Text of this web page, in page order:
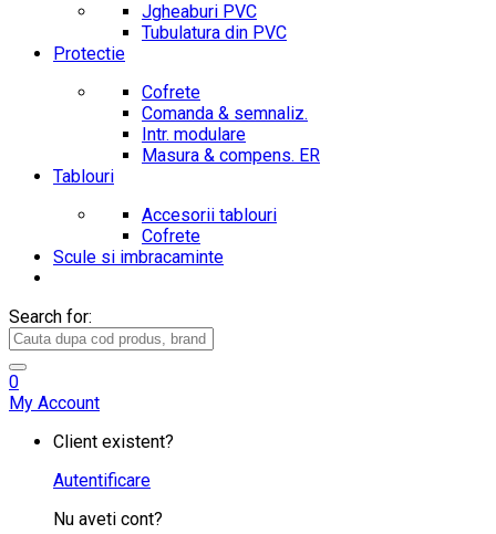
Jgheaburi PVC
Tubulatura din PVC
Protectie
Cofrete
Comanda & semnaliz.
Intr. modulare
Masura & compens. ER
Tablouri
Accesorii tablouri
Cofrete
Scule si imbracaminte
Search for:
0
My Account
Client existent?
Autentificare
Nu aveti cont?